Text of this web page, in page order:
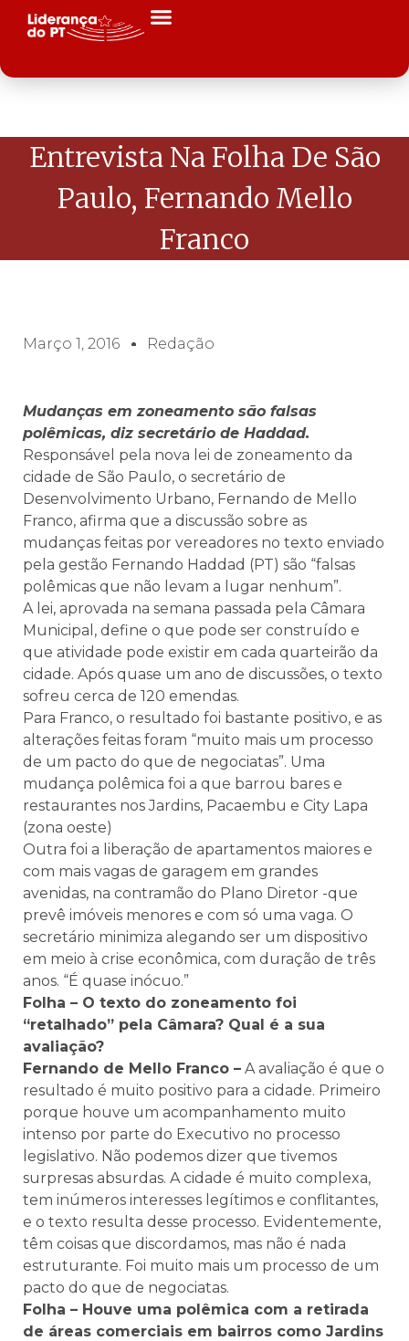
Entrevista Na Folha De São
Paulo, Fernando Mello
Franco
Março 1, 2016 Redação
Mudanças em zoneamento são falsas
polêmicas, diz secretário de Haddad.
Responsável pela nova lei de zoneamento da
cidade de São Paulo, o secretário de
Desenvolvimento Urbano, Fernando de Mello
Franco, afirma que a discussão sobre as
mudanças feitas por vereadores no texto enviado
pela gestão Fernando Haddad (PT) são “falsas
polêmicas que não levam a lugar nenhum”.
A lei, aprovada na semana passada pela Câmara
Municipal, define o que pode ser construído e
que atividade pode existir em cada quarteirão da
cidade. Após quase um ano de discussões, o texto
sofreu cerca de 120 emendas.
Para Franco, o resultado foi bastante positivo, e as
alterações feitas foram “muito mais um processo
de um pacto do que de negociatas”. Uma
mudança polêmica foi a que barrou bares e
restaurantes nos Jardins, Pacaembu e City Lapa
(zona oeste)
Outra foi a liberação de apartamentos maiores e
com mais vagas de garagem em grandes
avenidas, na contramão do Plano Diretor -que
prevê imóveis menores e com só uma vaga. O
secretário minimiza alegando ser um dispositivo
em meio à crise econômica, com duração de três
anos. “É quase inócuo.”
Folha – O texto do zoneamento foi
“retalhado” pela Câmara? Qual é a sua
avaliação?
Fernando de Mello Franco – A avaliação é que o
resultado é muito positivo para a cidade. Primeiro
porque houve um acompanhamento muito
intenso por parte do Executivo no processo
legislativo. Não podemos dizer que tivemos
surpresas absurdas. A cidade é muito complexa,
tem inúmeros interesses legítimos e conflitantes,
e o texto resulta desse processo. Evidentemente,
têm coisas que discordamos, mas não é nada
estruturante. Foi muito mais um processo de um
pacto do que de negociatas.
Folha – Houve uma polêmica com a retirada
de áreas comerciais em bairros como Jardins